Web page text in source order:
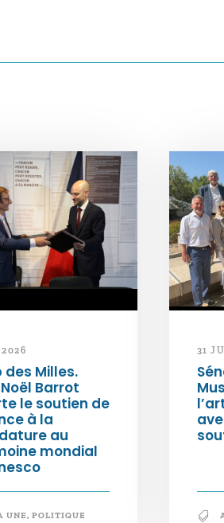
des Milles.
Barrot
le soutien de
à la
au
mondial
UNE, POLITIQUE
31